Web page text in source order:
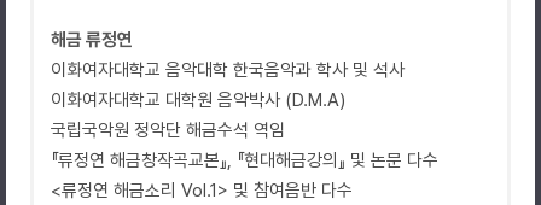
해금 류정연
이화여자대학교 음악대학 한국음악과 학사 및 석사
이화여자대학교 대학원 음악박사 (D.M.A)
국립국악원 정악단 해금수석 역임
『류정연 해금창작곡교본』, 『현대해금강의』 및 논문 다수
<류정연 해금소리 Vol.1> 및 참여음반 다수